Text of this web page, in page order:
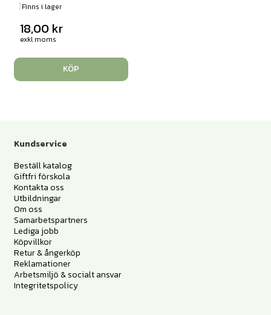
Finns i lager
18,00 kr
exkl moms
KÖP
Kundservice
Beställ katalog
Giftfri förskola
Kontakta oss
Utbildningar
Om oss
Samarbetspartners
Lediga jobb
Köpvillkor
Retur & ångerköp
Reklamationer
Arbetsmiljö & socialt ansvar
Integritetspolicy